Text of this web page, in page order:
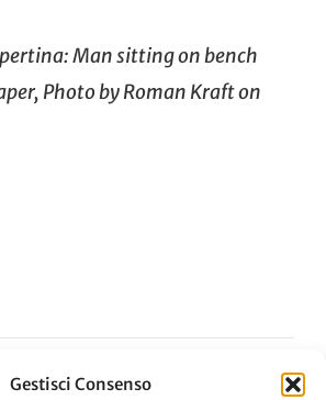
Gestisci Consenso
Man sitting on bench
Photo byRoman Krafton